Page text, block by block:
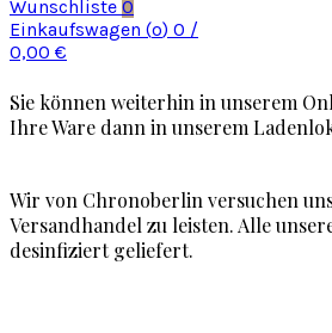
Wunschliste 0
Einkaufswagen (o) 0 /
0,00 €
Sie können weiterhin in unserem
Ihre Ware dann in unserem
Wir von Chronoberlin versuchen
Versandhandel zu leisten. Alle
desinfiziert geliefert.